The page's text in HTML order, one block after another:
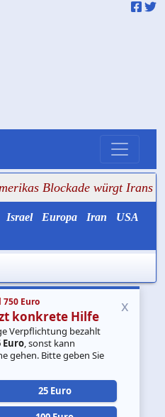
würgt Irans Ölexport ab
Israel Europa Iran
USA
750 Euro
konkrete Hilfe
Verpflichtung bezahlt
Euro, sonst kann
gehen. Bitte geben Sie
25 Euro
x